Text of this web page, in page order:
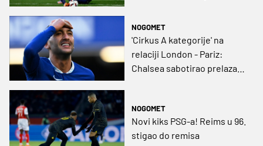
NOGOMET
'Cirkus A kategorije' na
relaciji London - Pariz:
Chalsea sabotirao prelazak
NOGOMET
Novi kiks PSG-a! Reims u 96.
stigao do remisa